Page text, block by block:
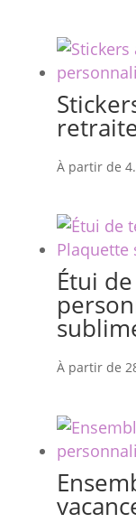
À partir de
Étui
À partir de